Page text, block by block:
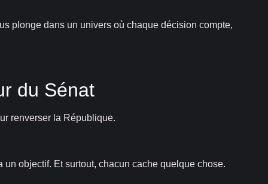
plonge dans un univers où chaque décision compte,
du Sénat
renverser la République.
objectif. Et surtout, chacun cache quelque chose.